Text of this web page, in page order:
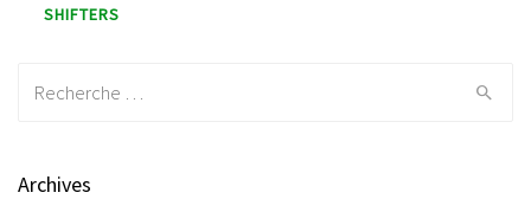
SHIFTERS
Archives